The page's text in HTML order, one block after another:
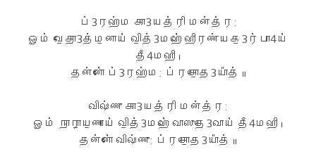
ப்3ரஹ்ம கா3யத்ரி மன்த்ர:
ஓம் வே॒தா॒3த்ம॒னாய॑ வி॒த்3மஹே॑ ஹிரண்யக॒3ர்பா4ய॑
தீ4மஹி ।
தன்னோ॑ ப்3ரஹ்ம: ப்ரசோ॒த3யா᳚த் ॥
விஷ்ணு கா3யத்ரி மன்த்ர:
ஓம் நா॒ரா॒ய॒ணாய॑ வி॒த்3மஹே॑ வாஸுதே॒3வாய॑ தீ4மஹி ।
தன்னோ॑ விஷ்ணு: ப்ரசோ॒த3யா᳚த் ॥